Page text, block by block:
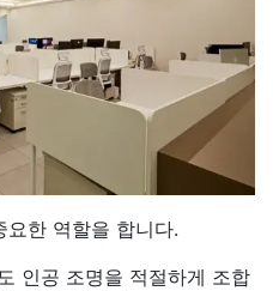
한 역할을 합니다.
인공 조명을 적절하게 조합